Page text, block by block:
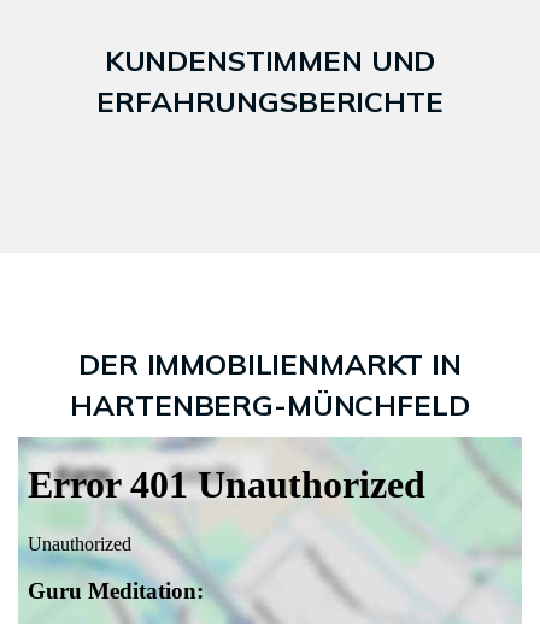
KUNDENSTIMMEN UND
ERFAHRUNGSBERICHTE
DER IMMOBILIENMARKT IN
HARTENBERG-MÜNCHFELD